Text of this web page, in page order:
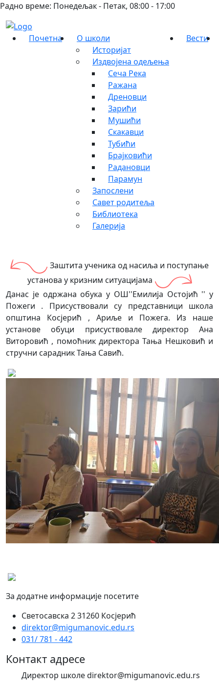
Радно време: Понедељак - Петак, 08:00 - 17:00
Почетна
О школи
Историјат
Издвојена одељења
Сеча Река
Ражана
Дреновци
Зарићи
Мушићи
Скакавци
Тубићи
Брајковићи
Радановци
Парамун
Запослени
Савет родитеља
Библиотека
Галерија
Вести
Заштита ученика од насиља и поступање
установа у кризним ситуацијама
Данас је одржана обука у ОШ''Емилија Остојић '' у
Пожеги . Присуствовали су представници школа
општина Косјерић , Ариље и Пожега. Из наше
установе обуци присуствовале директор Ана
Виторовић , помоћник директора Тања Нешковић и
стручни сарадник Тања Савић.
За додатне информације посетите
Светосавска 2 31260 Косјерић
direktor@migumanovic.edu.rs
031/ 781 - 442
Контакт адресе
Директор школе direktor@migumanovic.edu.rs